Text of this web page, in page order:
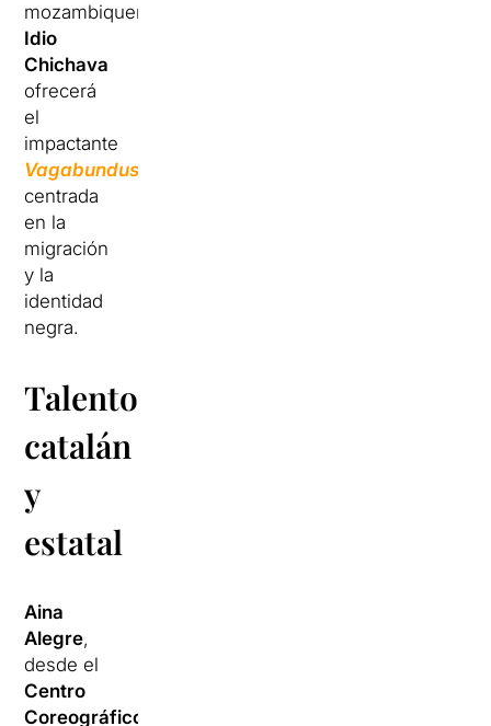
mozambiqueño
Idio
Chichava
ofrecerá
el
impactante
Vagabundus
centrada
en la
migración
y la
identidad
negra.
Talento
catalán
y
estatal
Aina
Alegre,
desde el
Centro
Coreográfico